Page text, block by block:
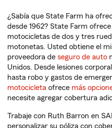
¿Sabía que State Farm ha
desde 1962? State Farm
motocicletas de dos y tres
motonetas. Usted obtiene el
proveedora de seguro de auto
Unidos. Desde lesiones
hasta robo y gastos de
motocicleta ofrece más
necesite agregar cobertura
Trabaje con Ruth Barron en
personalizar su póliza con